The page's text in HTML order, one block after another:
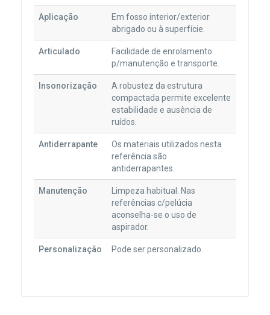
Aplicação
Em fosso interior/exterior
abrigado ou à superfície.
Articulado
Facilidade de enrolamento
p/manutenção e transporte.
Insonorização
A robustez da estrutura
compactada permite excelente
estabilidade e ausência de
ruídos.
Antiderrapante
Os materiais utilizados nesta
referência são
antiderrapantes.
Manutenção
Limpeza habitual. Nas
referências c/pelúcia
aconselha-se o uso de
aspirador.
Personalização Pode ser personalizado.